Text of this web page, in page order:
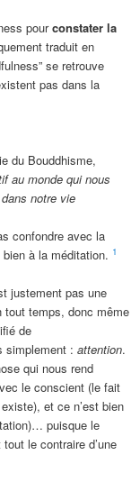
pourconstater la
traduit en
se retrouve
pas dans la
du Bouddhisme,
au monde qui nous
notre vie
confondre avec la
à la méditation. 1
justement pas une
tout temps, donc même
de
simplement : attention.
qui nous rend
le conscient (le fait
et ce n’est bien
puisque le
le contraire d’une